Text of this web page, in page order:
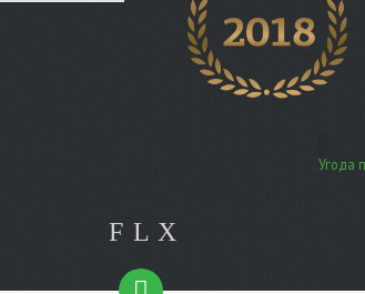
Угода
F L X